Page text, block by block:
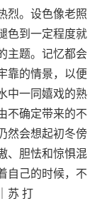
烈。设色像老照
色到一定程度就
主题。记忆都会
靠的情景，以便
中一同嬉戏的熟
不确定带来的不
然会想起初冬傍
、胆怯和惊惧混
自己的时候，不
苏 打